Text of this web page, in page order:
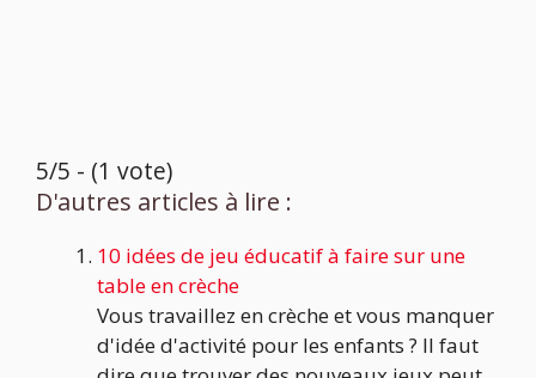
5/5 - (1 vote)
D'autres articles à lire :
10 idées de jeu éducatif à faire sur une
table en crèche
Vous travaillez en crèche et vous manquer
d'idée d'activité pour les enfants ? Il faut